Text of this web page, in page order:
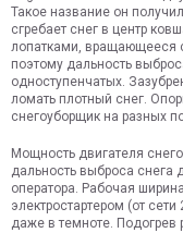
Такое название он
сгребает снег в центр
лопатками, вращающееся
поэтому дальность
одноступенчатых.
ломать плотный снег.
снегоуборщик на разных
Мощность двигателя
дальность выброса снега
оператора. Рабочая
электростартером (от
даже в темноте. Подогрев